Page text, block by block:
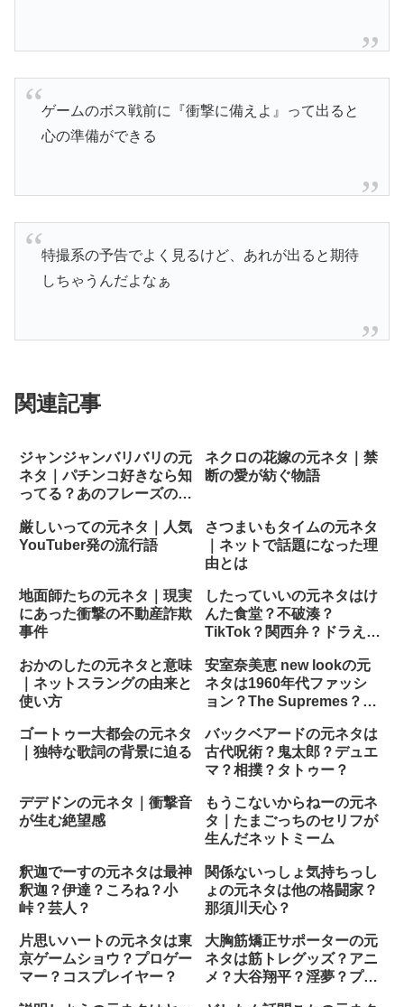
ゲームのボス戦前に『衝撃に備えよ』って出ると
心の準備ができる
特撮系の予告でよく見るけど、あれが出ると期待
しちゃうんだよなぁ
関連記事
ジャンジャンバリバリの元
ネタ｜パチンコ好きなら知
ってる？あのフレーズの由
ネクロの花嫁の元ネタ｜禁
断の愛が紡ぐ物語
厳しいっての元ネタ｜人気
YouTuber発の流行語
さつまいもタイムの元ネタ
｜ネットで話題になった理
由とは
地面師たちの元ネタ｜現実
にあった衝撃の不動産詐欺
事件
したっていいの元ネタはけ
んた食堂？不破湊？
TikTok？関西弁？ドラえも
おかのしたの元ネタと意味
｜ネットスラングの由来と
使い方
安室奈美恵 new lookの元
ネタは1960年代ファッシ
ョン？The Supremes？モ
ゴートゥー大都会の元ネタ
｜独特な歌詞の背景に迫る
バックベアードの元ネタは
古代呪術？鬼太郎？デュエ
マ？相撲？タトゥー？
デデドンの元ネタ｜衝撃音
が生む絶望感
もうこないからねーの元ネ
タ｜たまごっちのセリフが
生んだネットミーム
釈迦でーすの元ネタは最神
釈迦？伊達？ころね？小
峠？芸人？
関係ないっしょ気持ちっし
ょの元ネタは他の格闘家？
那須川天心？
片思いハートの元ネタは東
京ゲームショウ？プロゲー
マー？コスプレイヤー？
大胸筋矯正サポーターの元
ネタは筋トレグッズ？アニ
メ？大谷翔平？淫夢？プロ